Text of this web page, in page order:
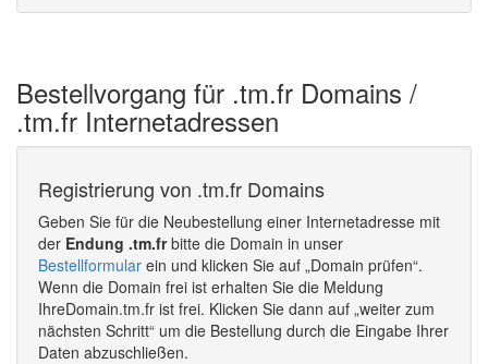
Bestellvorgang für .tm.fr Domains /
.tm.fr Internetadressen
Registrierung von .tm.fr Domains
Geben Sie für die Neubestellung einer Internetadresse mit
der Endung .tm.frbitte die Domain in unser
Bestellformular ein und klicken Sie auf „Domain prüfen“.
Wenn die Domain frei ist erhalten Sie die Meldung
IhreDomain.tm.fr ist frei. Klicken Sie dann auf „weiter zum
nächsten Schritt“ um die Bestellung durch die Eingabe Ihrer
Daten abzuschließen.